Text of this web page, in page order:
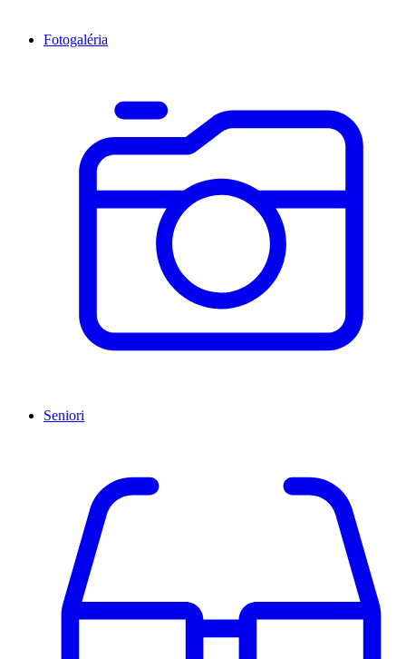
Fotogaléria
Seniori